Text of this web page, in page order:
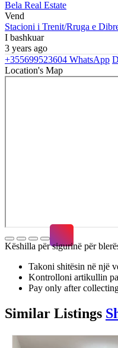
Bela Real Estate
Vend
Stacioni i Trenit/Rruga e
I bashkuar
3 years ago
+355699523604 WhatsApp
Location's Map
Këshilla për sigurinë për
Takoni shitësin në një
Kontrolloni artikullin
Pay only after
Similar Listings